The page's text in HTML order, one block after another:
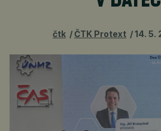
čtk ČTK Protext 14. 5.